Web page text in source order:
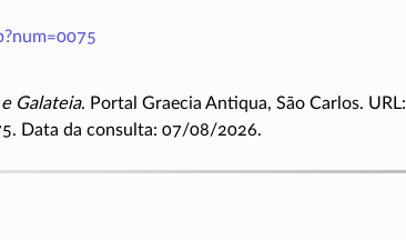
Galateia. Portal Graecia Antiqua, São Carlos. URL:
Data da consulta: 07/08/2026.